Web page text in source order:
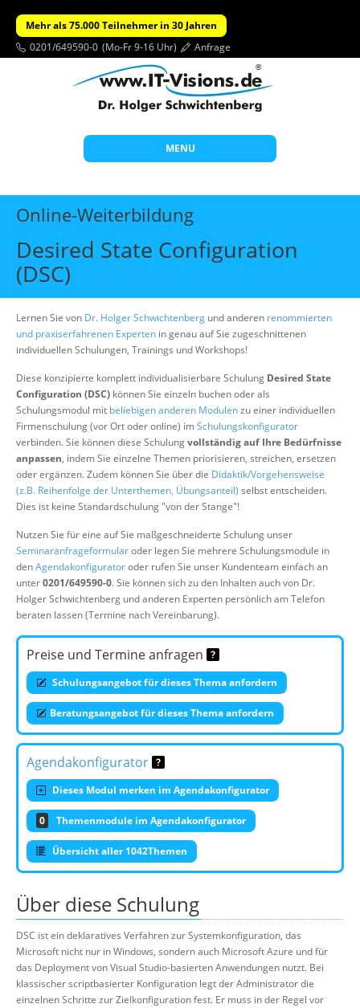
Mehr als 75.000 Teilnehmer in 30 Jahren
0201/649590-0 (Mo-Fr 9-16 Uhr) Anfrage
MENU
Start
Themen
Beratung
Offene Seminare
Wissen
Suche
Online-Weiterbildung
Desired State Configuration
(DSC)
Lernen Sie von Dr. Holger Schwichtenberg und anderen renommierten
und praxiserfahrenen Experten in genau auf Sie zugeschnittenen
individuellen Schulungen, Trainings und Workshops!
Diese konzipierte komplett individualisierbare Schulung Desired State
Configuration (DSC) können Sie einzeln buchen oder als
Schulungsmodul mit beliebigen anderen Modulenzu einer individuellen
Firmenschulung (vor Ort oder online) imSchulungskonfigurator
verbinden. Sie können diese Schulungvollständig auf Ihre Bedürfnisse
anpassen, indem Sie einzelne Themen priorisieren, streichen, ersetzen
oder ergänzen. Zudem können Sie über die Didaktik/Vorgehensweise
(z.B. Reihenfolge der Unterthemen, Übungsanteil) selbst entscheiden.
Dies ist keine Standardschulung "von der Stange"!
Nutzen Sie für eine auf Sie maßgeschneiderte Schulung unser
Seminaranfrageformularoder legen Sie mehrere Schulungsmodule in
denAgendakonfiguratoroder rufen Sie unser Kundenteam einfach an
unter0201/649590-0. Sie können sich zu den Inhalten auch von Dr.
Holger Schwichtenberg und anderen Experten persönlich am Telefon
beraten lassen (Termine nach Vereinbarung).
Preise und Termine anfragen
Schulungsangebot für dieses Thema anfordern
Beratungsangebot für dieses Thema anfordern
Agendakonfigurator
Dieses Modul merken im Agendakonfigurator
0 Themenmodule im Agendakonfigurator
Übersicht aller 1042Themen
Über diese Schulung
DSC ist ein deklaratives Verfahren zur Systemkonfiguration, das
Microsoft nicht nur in Windows, sondern auch Microsoft Azure und für
das Deployment von Visual Studio-basierten Anwendungen nutzt. Bei
klassischer scriptbasierter Konfiguration legt der Administrator die
einzelnen Schritte zur Zielkonfiguration fest. Er muss in der Regel vor